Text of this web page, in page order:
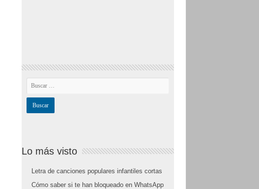
Lo más visto
Letra de canciones populares infantiles cortas
Cómo saber si te han bloqueado en WhatsApp